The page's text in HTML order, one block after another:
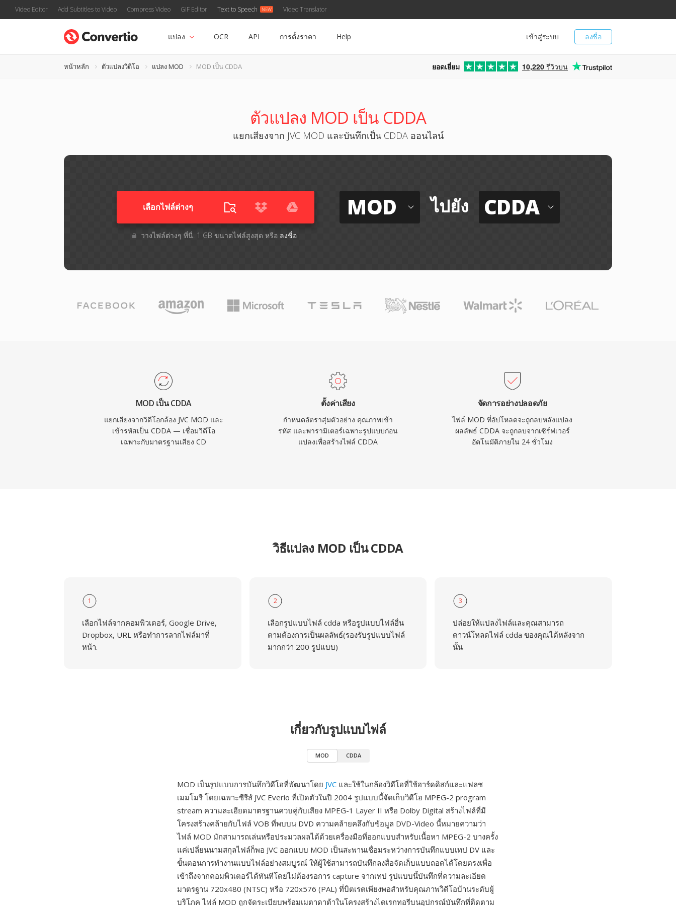
Video Editor Add Subtitles to Video Compress Video GIF Editor Text to Speech Video Translator
ลงชื่อ
เข้าสู่ระบบ
แปลง OCR API การตั้งราคา Help
หน้าหลัก ตัวแปลงวิดีโอ แปลง MOD MOD เป็น CDDA ยอดเยี่ยม 10,220 รีวิวบน
ตัวแปลง MOD เป็น CDDA
แยกเสียงจาก JVC MOD และบันทึกเป็น CDDA ออนไลน์
เลือกไฟล์ต่างๆ​
วางไฟล์ต่างๆ​ ที่นี่. 1 GB ขนาดไฟล์สูงสุด หรือ ลงชื่อ
MOD ไปยัง CDDA
MOD เป็น CDDA
แยกเสียงจากวิดีโอกล้อง JVC MOD และ
เข้ารหัสเป็น CDDA — เชื่อมวิดีโอ
เฉพาะกับมาตรฐานเสียง CD
ตั้งค่าเสียง
กำหนดอัตราสุ่มตัวอย่าง คุณภาพเข้า
รหัส และพารามิเตอร์เฉพาะรูปแบบก่อน
แปลงเพื่อสร้างไฟล์ CDDA
จัดการอย่างปลอดภัย
ไฟล์ MOD ที่อัปโหลดจะถูกลบหลังแปลง
ผลลัพธ์ CDDA จะถูกลบจากเซิร์ฟเวอร์
อัตโนมัติภายใน 24 ชั่วโมง
วิธีแปลง MOD เป็น CDDA
1
เลือกไฟล์จากคอมพิวเตอร์, Google Drive,
Dropbox, URL หรือทำการลากไฟล์มาที่
หน้า.
2
เลือกรูปแบบไฟล์ cdda หรือรูปแบบไฟล์อื่น
ตามต้องการเป็นผลลัพธ์(รองรับรูปแบบไฟล์
มากกว่า 200 รูปแบบ)
3
ปล่อยให้แปลงไฟล์และคุณสามารถ
ดาวน์โหลดไฟล์ cdda ของคุณได้หลังจาก
นั้น
เกี่ยวกับรูปแบบไฟล์
MOD CDDA
MOD เป็นรูปแบบการบันทึกวิดีโอที่พัฒนาโดย JVC และใช้ในกล้องวิดีโอที่ใช้ฮาร์ดดิสก์และแฟลช
เมมโมรี โดยเฉพาะซีรีส์ JVC Everio ที่เปิดตัวในปี 2004 รูปแบบนี้จัดเก็บวิดีโอ MPEG-2 program
stream ความละเอียดมาตรฐานควบคู่กับเสียง MPEG-1 Layer II หรือ Dolby Digital สร้างไฟล์ที่มี
โครงสร้างคล้ายกับไฟล์ VOB ที่พบบน DVD ความคล้ายคลึงกับข้อมูล DVD-Video นี้หมายความว่า
ไฟล์ MOD มักสามารถเล่นหรือประมวลผลได้ด้วยเครื่องมือที่ออกแบบสำหรับเนื้อหา MPEG-2 บางครั้ง
แค่เปลี่ยนนามสกุลไฟล์ก็พอ JVC ออกแบบ MOD เป็นสะพานเชื่อมระหว่างการบันทึกแบบเทป DV และ
ขั้นตอนการทำงานแบบไฟล์อย่างสมบูรณ์ ให้ผู้ใช้สามารถบันทึกลงสื่อจัดเก็บแบบถอดได้โดยตรงเพื่อ
เข้าถึงจากคอมพิวเตอร์ได้ทันทีโดยไม่ต้องรอการ capture จากเทป รูปแบบนี้บันทึกที่ความละเอียด
มาตรฐาน 720x480 (NTSC) หรือ 720x576 (PAL) ที่บิตเรตเพียงพอสำหรับคุณภาพวิดีโอบ้านระดับผู้
บริโภค ไฟล์ MOD ถูกจัดระเบียบพร้อมเมตาดาต้าในโครงสร้างไดเรกทอรีบนอุปกรณ์บันทึกที่ติดตาม